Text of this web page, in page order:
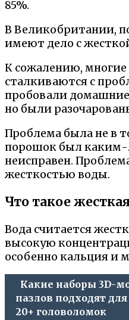
85%.
В Великобритании,
имеют дело с
К сожалению,
сталкиваются с
пробовали
но были
Проблема была не в
порошок был каким-
неисправен.
жесткостью воды.
Что такое
Вода считается
высокую
особенно кальция и
Какие наборы 3D-
пазлов подходят
20+ головоломок